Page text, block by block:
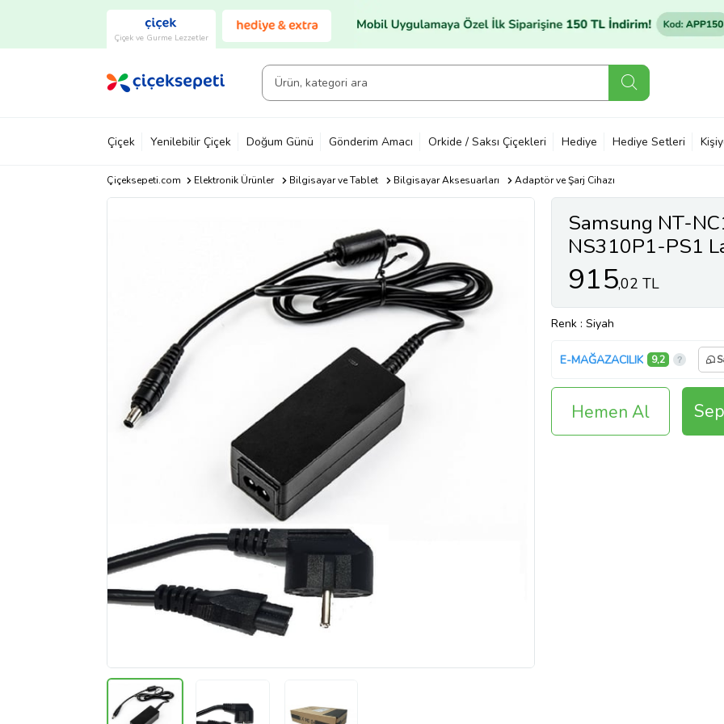
Çiçek ve Gurme Lezzetler
Çiçek Yenilebilir Çiçek Doğum Günü Gönderim Amacı Orkide / Saksı Çiçekleri Hediye Hediye Setleri
Çiçeksepeti.com Elektronik Ürünler Bilgisayar ve Tablet Bilgisayar Aksesuarları Adaptör ve Şarj Cihazı
Samsung NT-
NS310P1-PS1
(Siyah)
915,02 TL
Renk : Siyah
E-MAĞAZACILIK 9,2
Hemen Al